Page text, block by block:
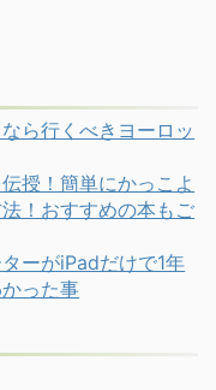
ら行くべきヨーロッ
授！簡単にかっこよ
！おすすめの本もご
ーがiPadだけで1年
った事